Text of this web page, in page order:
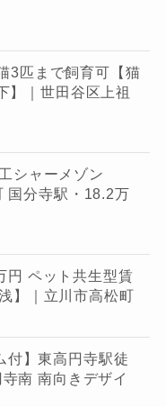
3匹まで飼育可【猫
】｜世田谷区上祖
シャーメゾン
国分寺駅・18.2万
円 ペット共生型賃
】｜立川市高松町
付】東高円寺駅徒
南 南向きデザイ